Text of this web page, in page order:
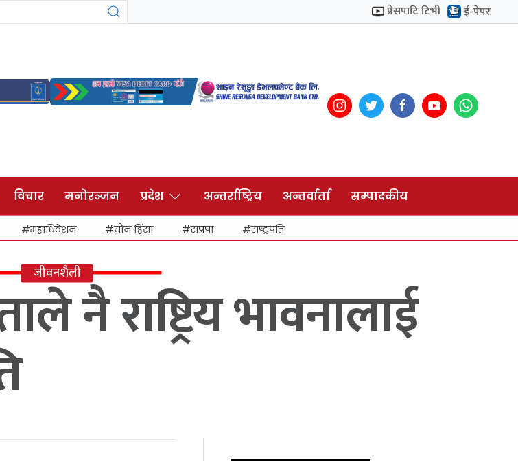
प्रेसपाटि टिभी ई-पेपर
विचार मनोरञ्जन प्रदेश अन्तर्राष्ट्रिय अन्तर्वार्ता सम्पादकीय
महाधिवेशन यौन हिंसा राप्रपा राष्ट्रपति
जीवनशैली
नै राष्ट्रिय भावनालाई